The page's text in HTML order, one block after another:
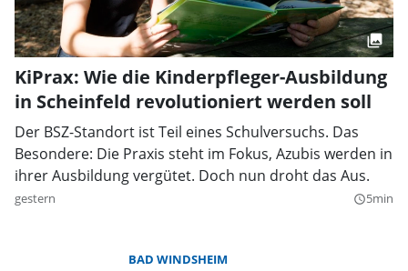
KiPrax: Wie die Kinderpfleger-Ausbildung
in Scheinfeld revolutioniert werden soll
Der BSZ-Standort ist Teil eines Schulversuchs. Das
Besondere: Die Praxis steht im Fokus, Azubis werden in
ihrer Ausbildung vergütet. Doch nun droht das Aus.
gestern query_builder5min
BAD WINDSHEIM